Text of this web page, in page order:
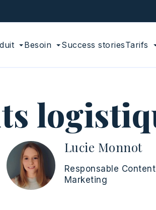
Besoin Success storiesTarifs
Lucie Monnot
Responsable Content
Marketing